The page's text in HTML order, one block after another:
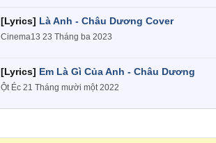
[Lyrics] Là Anh - Châu Dương Cover
Cinema13 23 Tháng ba 2023
[Lyrics] Em Là Gì Của Anh - Châu Dương
Ột Éc 21 Tháng mười một 2022